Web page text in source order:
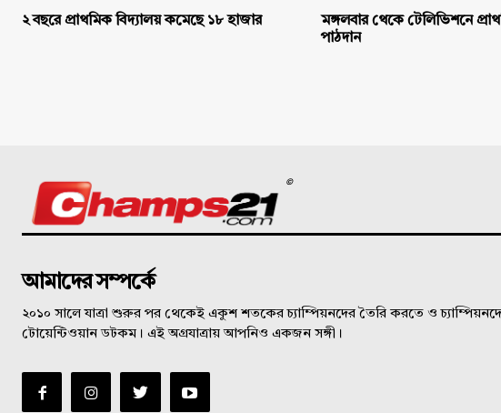
২ বছরে প্রাথমিক বিদ্যালয় কমেছে ১৮ হাজার
মঙ্গলবার থেকে টেলিভিশনে
পাঠদান
©
আমাদের সম্পর্কে
২০১০ সালে যাত্রা শুরুর পর থেকেই একুশ শতকের চ্যাম্পিয়নদের তৈরি করতে ও
টোয়েন্টিওয়ান ডটকম। এই অগ্রযাত্রায় আপনিও একজন সঙ্গী।